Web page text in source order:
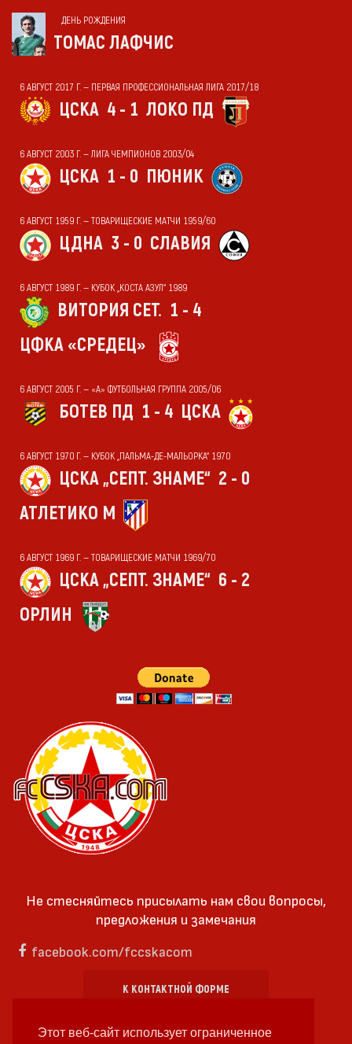
Этот веб-сайт использует ограниченное
ДЕНЬ РОЖДЕНИЯ
ТОМАС ЛАФЧИС
6 АВГУСТ 2017 Г. — ПЕРВАЯ ПРОФЕССИОНАЛЬНАЯ ЛИГА 2017/18
ЦСКА 4 - 1 ЛОКО ПД
6 АВГУСТ 2003 Г. — ЛИГА ЧЕМПИОНОВ 2003/04
ЦСКА 1 - 0 ПЮНИК
6 АВГУСТ 1959 Г. — ТОВАРИЩЕСКИЕ МАТЧИ 1959/60
ЦДНА 3 - 0 СЛАВИЯ
6 АВГУСТ 1989 Г. — КУБОК „КОСТА АЗУЛ“ 1989
ВИТОРИЯ СЕТ. 1 - 4
ЦФКА «СРЕДЕЦ»
6 АВГУСТ 2005 Г. — «А» ФУТБОЛЬНАЯ ГРУППА 2005/06
БОТЕВ ПД 1 - 4 ЦСКА
6 АВГУСТ 1970 Г. — КУБОК „ПАЛЬМА-ДЕ-МАЛЬОРКА“ 1970
ЦСКА „СЕПТ. ЗНАМЕ“ 2 - 0
АТЛЕТИКО М
6 АВГУСТ 1969 Г. — ТОВАРИЩЕСКИЕ МАТЧИ 1969/70
ЦСКА „СЕПТ. ЗНАМЕ“ 6 - 2
ОРЛИН
Не стесняйтесь присылать нам свои вопросы,
предложения и замечания
facebook.com/fccskacom
К КОНТАКТНОЙ ФОРМЕ